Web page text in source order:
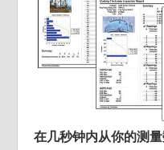
在几秒钟内从你的测